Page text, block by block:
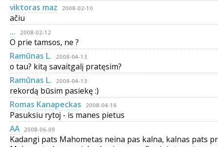
viktoras maz
2008-02-10
ačiu
...
2008-02-12
O prie tamsos, ne ?
Ramūnas L.
2008-04-13
o tau? kitą savaitgalį pratęsim?
Ramūnas L.
2008-04-13
rekordą būsim pasiekę :)
Romas Kanapeckas
2008-04-16
Pasuksiu rytoj - is manes pietus
AA
2008-06-09
Kadangi pats Mahometas neina pas kalna, kalnas pats